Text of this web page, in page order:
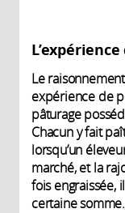
Le
expérience de
pâturage
Chacun y fait
lorsqu’un
marché, et la
fois engraissée,
certaine